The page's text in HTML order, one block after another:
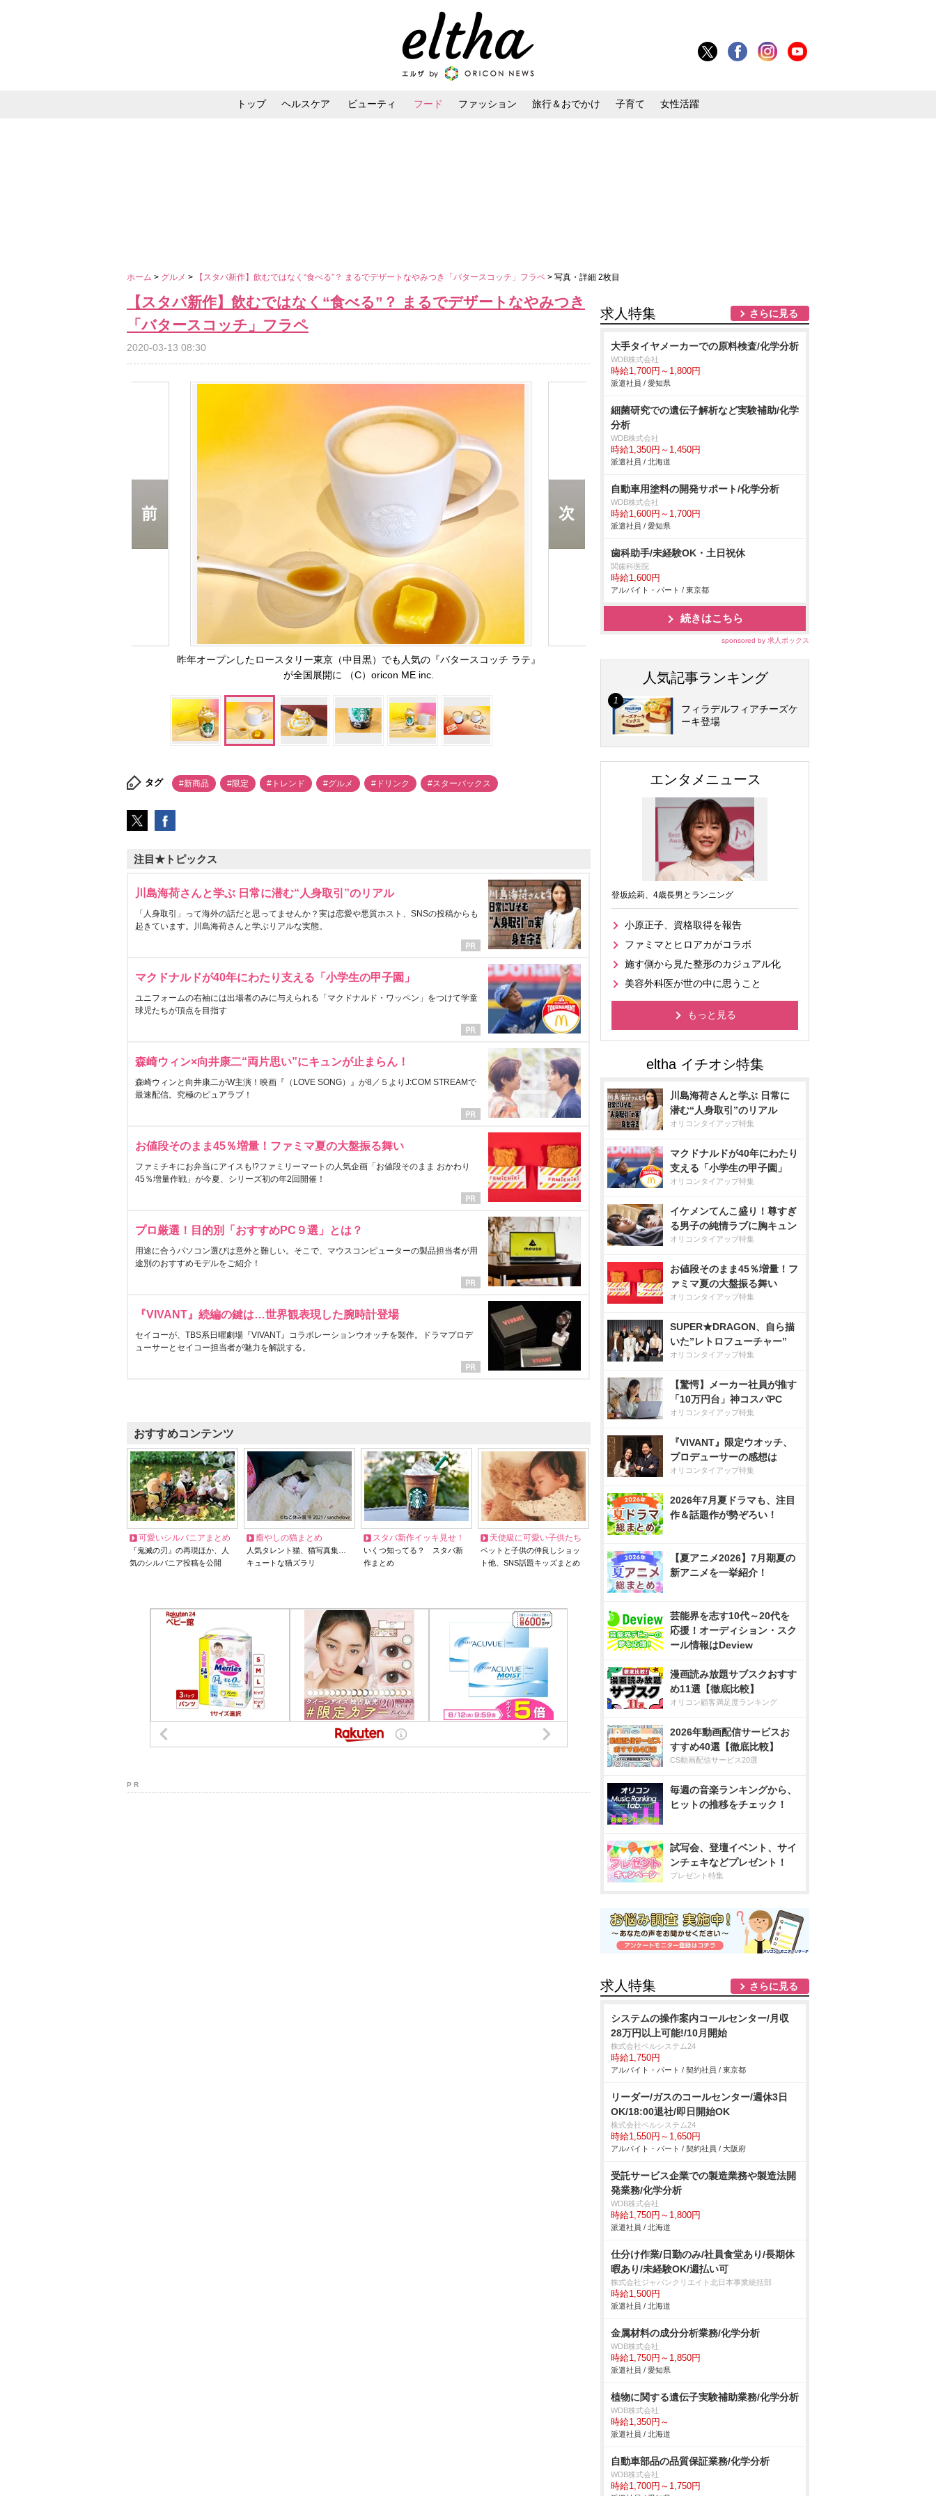
トップ ヘルスケア ビューティ フード ファッション 旅行＆おでかけ 子育て 女性活躍
ホーム > グルメ > 【スタバ新作】飲むではなく“食べる”？ まるでデザートなやみつき「バタースコッチ」フラペ > 写真・詳細 2枚目
【スタバ新作】飲むではなく“食べる”？ まるでデザートなやみつき
「バタースコッチ」フラペ
2020-03-13 08:30
昨年オープンしたロースタリー東京（中目黒）でも人気の『バタースコッチ ラテ』
が全国展開に （C）oricon ME inc.
タグ #新商品 #限定 #トレンド #グルメ #ドリンク #スターバックス
注目★トピックス
川島海荷さんと学ぶ 日常に潜む“人身取引”のリアル
「人身取引」って海外の話だと思ってませんか？実は恋愛や悪質ホスト、SNSの投稿からも
起きています。川島海荷さんと学ぶリアルな実態。
マクドナルドが40年にわたり支える「小学生の甲子園」
ユニフォームの右袖には出場者のみに与えられる「マクドナルド・ワッペン」をつけて学童
球児たちが頂点を目指す
森崎ウィン×向井康二“両片思い”にキュンが止まらん！
森崎ウィンと向井康二がW主演！映画『（LOVE SONG）』が8／５よりJ:COM STREAMで
最速配信。究極のピュアラブ！
お値段そのまま45％増量！ファミマ夏の大盤振る舞い
ファミチキにお弁当にアイスも!?ファミリーマートの人気企画「お値段そのまま おかわり
45％増量作戦」が今夏、シリーズ初の年2回開催！
プロ厳選！目的別「おすすめPC９選」とは？
用途に合うパソコン選びは意外と難しい。そこで、マウスコンピューターの製品担当者が用
途別のおすすめモデルをご紹介！
『VIVANT』続編の鍵は…世界観表現した腕時計登場
セイコーが、TBS系日曜劇場『VIVANT』コラボレーションウオッチを製作。ドラマプロデ
ューサーとセイコー担当者が魅力を解説する。
おすすめコンテンツ
可愛いシルバニアまとめ
『鬼滅の刃』の再現ほか、人
気のシルバニア投稿を公開
癒やしの猫まとめ
人気タレント猫、猫写真集…
キュートな猫ズラリ
スタバ新作イッキ見せ！
いくつ知ってる？ スタバ新
作まとめ
天使級に可愛い子供たち
ペットと子供の仲良しショッ
ト他、SNS話題キッズまとめ
P R
求人特集 さらに見る
大手タイヤメーカーでの原料検査/化学分析
WDB株式会社
時給1,700円～1,800円
派遣社員 / 愛知県
細菌研究での遺伝子解析など実験補助/化学
分析
WDB株式会社
時給1,350円～1,450円
派遣社員 / 北海道
自動車用塗料の開発サポート/化学分析
WDB株式会社
時給1,600円～1,700円
派遣社員 / 愛知県
歯科助手/未経験OK・土日祝休
関歯科医院
時給1,600円
アルバイト・パート / 東京都
続きはこちら
sponsored by 求人ボックス
人気記事ランキング
フィラデルフィアチーズケ
ーキ登場
エンタメニュース
登坂絵莉、4歳長男とランニング
小原正子、資格取得を報告
ファミマとヒロアカがコラボ
施す側から見た整形のカジュアル化
美容外科医が世の中に思うこと
もっと見る
川島海荷さんと学ぶ 日常に
潜む“人身取引”のリアル
オリコンタイアップ特集
マクドナルドが40年にわたり
支える「小学生の甲子園」
オリコンタイアップ特集
イケメンてんこ盛り！尊すぎ
る男子の純情ラブに胸キュン
オリコンタイアップ特集
お値段そのまま45％増量！フ
ァミマ夏の大盤振る舞い
オリコンタイアップ特集
SUPER★DRAGON、自ら描
いた”レトロフューチャー”
オリコンタイアップ特集
【驚愕】メーカー社員が推す
「10万円台」神コスパPC
オリコンタイアップ特集
『VIVANT』限定ウオッチ、
プロデューサーの感想は
オリコンタイアップ特集
2026年7月夏ドラマも、注目
作＆話題作が勢ぞろい！
【夏アニメ2026】7月期夏の
新アニメを一挙紹介！
芸能界を志す10代～20代を
応援！オーディション・スク
ール情報はDeview
漫画読み放題サブスクおすす
め11選【徹底比較】
オリコン顧客満足度ランキング
2026年動画配信サービスお
すすめ40選【徹底比較】
CS動画配信サービス20選
毎週の音楽ランキングから、
ヒットの推移をチェック！
試写会、登壇イベント、サイ
ンチェキなどプレゼント！
プレゼント特集
求人特集 さらに見る
システムの操作案内コールセンター/月収
28万円以上可能!/10月開始
株式会社ベルシステム24
時給1,750円
アルバイト・パート / 契約社員 / 東京都
リーダー/ガスのコールセンター/週休3日
OK/18:00退社/即日開始OK
株式会社ベルシステム24
時給1,550円～1,650円
アルバイト・パート / 契約社員 / 大阪府
受託サービス企業での製造業務や製造法開
発業務/化学分析
WDB株式会社
時給1,750円～1,800円
派遣社員 / 北海道
仕分け作業/日勤のみ/社員食堂あり/長期休
暇あり/未経験OK/週払い可
株式会社ジャパンクリエイト北日本事業統括部
時給1,500円
派遣社員 / 北海道
金属材料の成分分析業務/化学分析
WDB株式会社
時給1,750円～1,850円
派遣社員 / 愛知県
植物に関する遺伝子実験補助業務/化学分析
WDB株式会社
時給1,350円～
派遣社員 / 北海道
自動車部品の品質保証業務/化学分析
WDB株式会社
時給1,700円～1,750円